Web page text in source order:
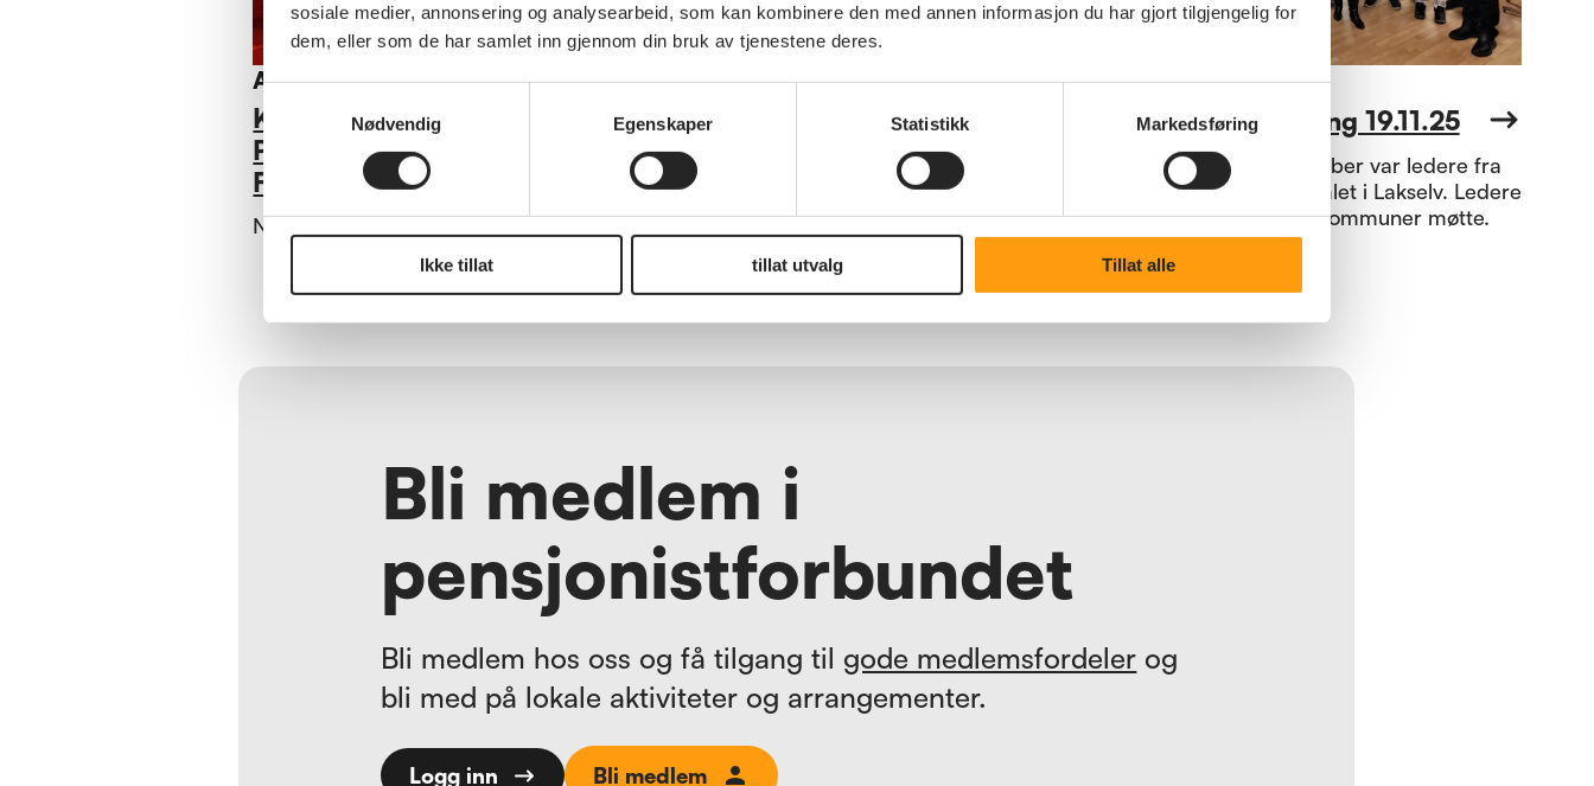
sosiale medier, annonsering og analysearbeid, som kan kombinere den med annen informasjon du har gjort tilgjengelig for
dem, eller som de har samlet inn gjennom din bruk av tjenestene deres.
Nødvendig
Egenskaper Statistikk Markedsføring
Ikke tillat tillat utvalg Tillat alle
Annet
Kjære medlemmer i
Pensjonistforbundet
Finnmark
Nyhetsbrev 4 - 25
Annet
Nyhetsbrevet 03 er
sendt ut
Nyhetsbrevet er nå sendt ut til alle
medlemmer som har mailadresse.
Annet
Ledersamling 19.11.25
Den 19. november var ledere fra
hele fylket samlet i Lakselv. Ledere
fra 12, av 22, kommuner møtte.
Bli medlem i
pensjonistforbundet
Bli medlem hos oss og få tilgang til gode medlemsfordeler og
bli med på lokale aktiviteter og arrangementer.
Logg inn Bli medlem